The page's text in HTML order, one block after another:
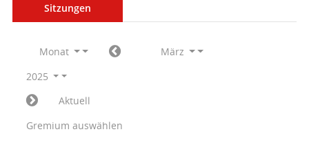
Sitzungen
Monat
März
2025
Aktuell
Gremium auswählen